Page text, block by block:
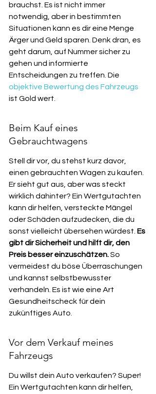
brauchst. Es ist nicht immer
notwendig, aber in bestimmten
Situationen kann es dir eine Menge
Ärger und Geld sparen. Denk dran, es
geht darum, auf Nummer sicher zu
gehen und informierte
Entscheidungen zu treffen. Die
objektive Bewertung des Fahrzeugs
ist Gold wert.
Beim Kauf eines
Gebrauchtwagens
Stell dir vor, du stehst kurz davor,
einen gebrauchten Wagen zu kaufen.
Er sieht gut aus, aber was steckt
wirklich dahinter? Ein Wertgutachten
kann dir helfen, versteckte Mängel
oder Schäden aufzudecken, die du
sonst vielleicht übersehen würdest. Es
gibt dir Sicherheit und hilft dir, den
Preis besser einzuschätzen. So
vermeidest du böse Überraschungen
und kannst selbstbewusster
verhandeln. Es ist wie eine Art
Gesundheitscheck für dein
zukünftiges Auto.
Vor dem Verkauf meines
Fahrzeugs
Du willst dein Auto verkaufen? Super!
Ein Wertgutachten kann dir helfen,